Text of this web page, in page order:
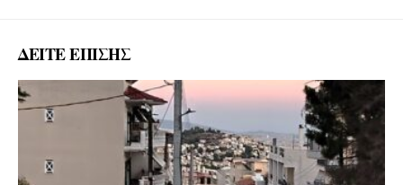
ΔΕΙΤΕ ΕΠΙΣΗΣ